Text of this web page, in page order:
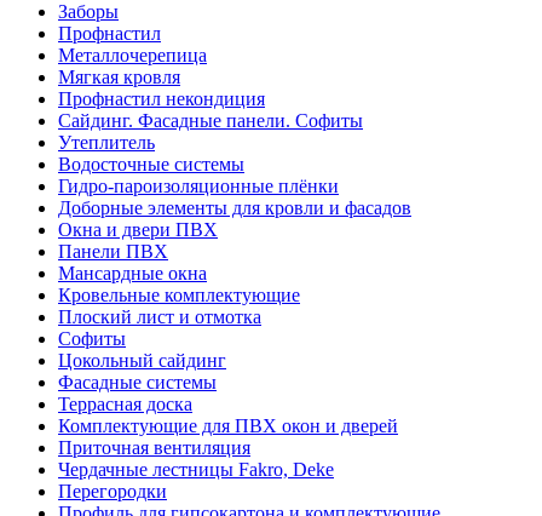
Заборы
Профнастил
Металлочерепица
Мягкая кровля
Профнастил некондиция
Сайдинг. Фасадные панели. Софиты
Утеплитель
Водосточные системы
Гидро-пароизоляционные плёнки
Доборные элементы для кровли и фасадов
Окна и двери ПВХ
Панели ПВХ
Мансардные окна
Кровельные комплектующие
Плоский лист и отмотка
Софиты
Цокольный сайдинг
Фасадные системы
Террасная доска
Комплектующие для ПВХ окон и дверей
Приточная вентиляция
Чердачные лестницы Fakro, Deke
Перегородки